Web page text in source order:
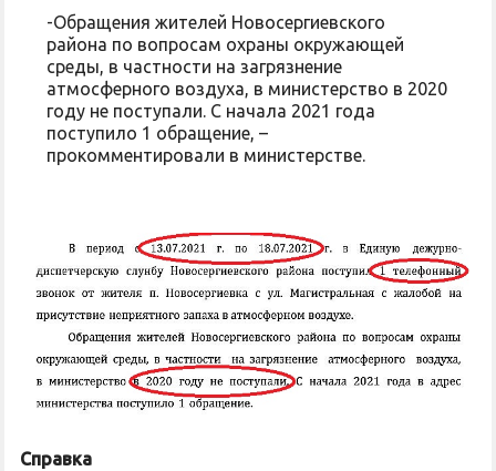
-Обращения жителей Новосергиевского
района по вопросам охраны окружающей
среды, в частности на загрязнение
атмосферного воздуха, в министерство в 2020
году не поступали. С начала 2021 года
поступило 1 обращение, –
прокомментировали в министерстве.
Справка